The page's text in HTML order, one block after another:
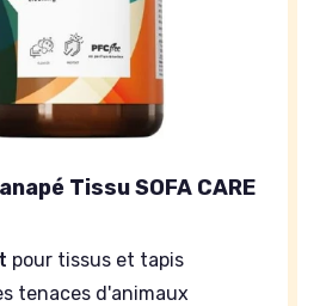
Tissu SOFA CARE
pour tissus et tapis
tenaces d'animaux